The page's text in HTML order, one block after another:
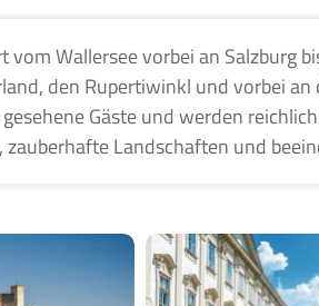
vom Wallersee vorbei an Salzburg
den Rupertiwinkl und vorbei
Gäste und werden
Landschaften und